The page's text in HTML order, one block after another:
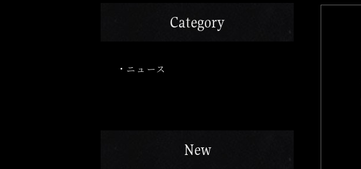
Category
ニュース
New